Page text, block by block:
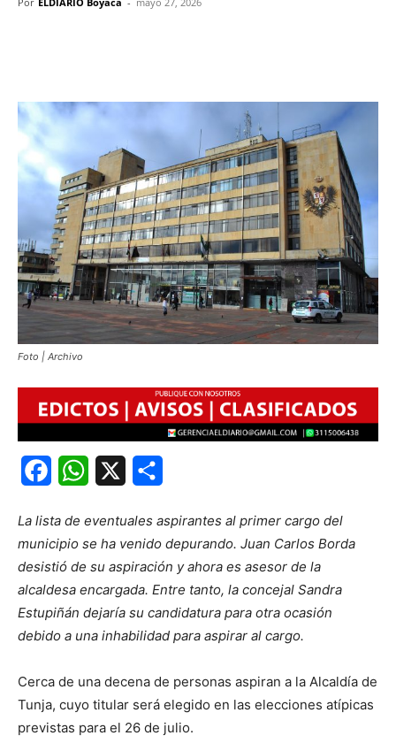
Foto | Archivo
FacebookWhatsApp
La lista de eventuales aspirantes al primer cargo del
municipio se ha venido depurando. Juan Carlos Borda
desistió de su aspiración y ahora es asesor de la
alcaldesa encargada. Entre tanto, la concejal Sandra
Estupiñán dejaría su candidatura para otra ocasión
debido a una inhabilidad para aspirar al cargo.
Cerca de una decena de personas aspiran a la Alcaldía de
Tunja, cuyo titular será elegido en las elecciones atípicas
previstas para el 26 de julio.